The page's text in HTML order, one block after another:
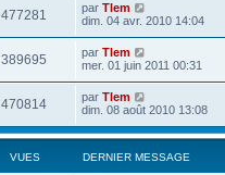
477281 par Tlem
dim. 04 avr. 2010 14:04
389695 par Tlem
mer. 01 juin 2011 00:31
470814 par Tlem
dim. 08 août 2010 13:08
VUES DERNIER MESSAGE